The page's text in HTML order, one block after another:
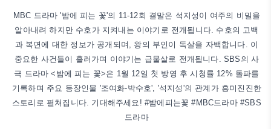
MBC 드라마 '밤에 피는 꽃'의 11-12회 결말은 석지성이 여주의 비밀을
알아내려 하지만 수호가 지켜내는 이야기로 전개됩니다. 수호의 고백
과 복면에 대한 정보가 공개되며, 왕의 부인이 독살을 자백합니다. 이
중요한 사건들이 흘러가며 이야기는 급물살로 전개됩니다. SBS의 사
극 드라마 <밤에 피는 꽃>은 1월 12일 첫 방영 후 시청률 12% 돌파를
기록하며 주요 등장인물 '조여화-박수호', '석지성'의 관계가 흥미진진한
스토리로 펼쳐집니다. 기대해주세요! #밤에피는꽃 #MBC드라마 #SBS
드라마